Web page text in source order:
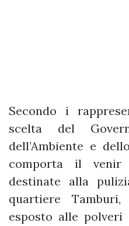
Secondo i
scelta del
dell’Ambiente e
comporta il venir
destinate alla
quartiere
esposto alle